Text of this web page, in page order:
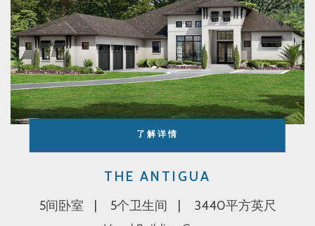
了解详情
THE ANTIGUA
5间卧室 5个卫生间
3440平方英尺